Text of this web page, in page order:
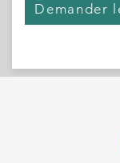
Demander